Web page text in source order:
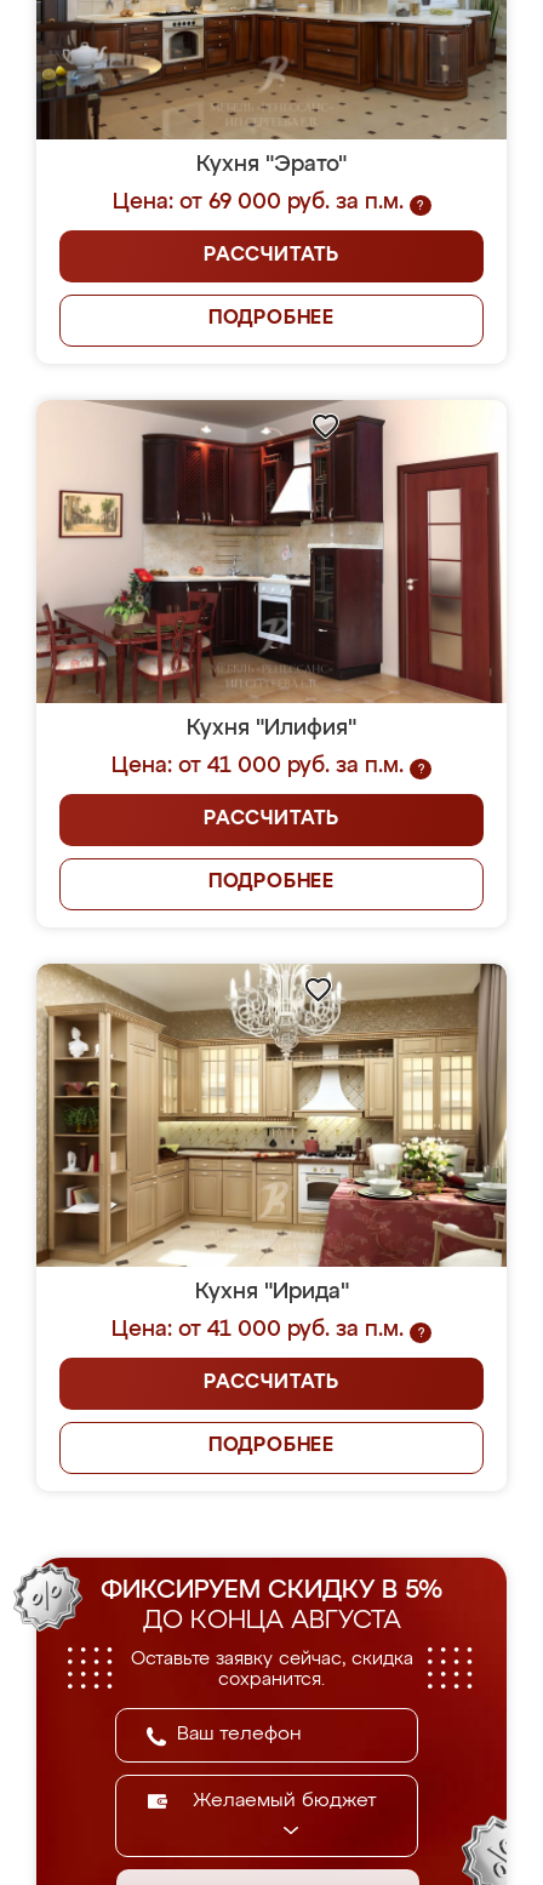
Кухня "Эрато"
Цена: от 69 000 руб. за п.м.
?
РАССЧИТАТЬ
ПОДРОБНЕЕ
Кухня "Илифия"
Цена: от 41 000 руб. за п.м.
?
РАССЧИТАТЬ
ПОДРОБНЕЕ
Кухня "Ирида"
Цена: от 41 000 руб. за п.м.
?
РАССЧИТАТЬ
ПОДРОБНЕЕ
ФИКСИРУЕМ СКИДКУ В 5%
ДО КОНЦА АВГУСТА
Оставьте заявку сейчас, скидка
сохранится.
Желаемый бюджет